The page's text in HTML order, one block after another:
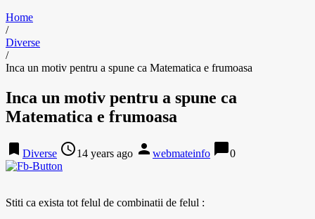
Home
/
Diverse
/
Inca un motiv pentru a spune ca Matematica e frumoasa
Inca un motiv pentru a spune ca
Matematica e frumoasa
bookmark Diverse access_time14 years ago person webmateinfo chat_bubble0
Stiti ca exista tot felul de combinatii de felul :